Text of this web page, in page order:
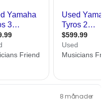
8 månader